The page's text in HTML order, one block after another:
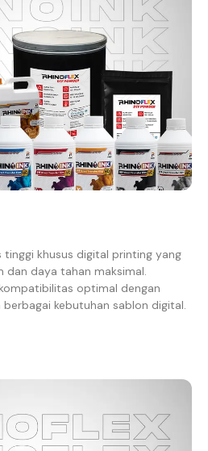
khusus digital printing yang
dan daya tahan maksimal.
optimal dengan
kebutuhan sablon digital.